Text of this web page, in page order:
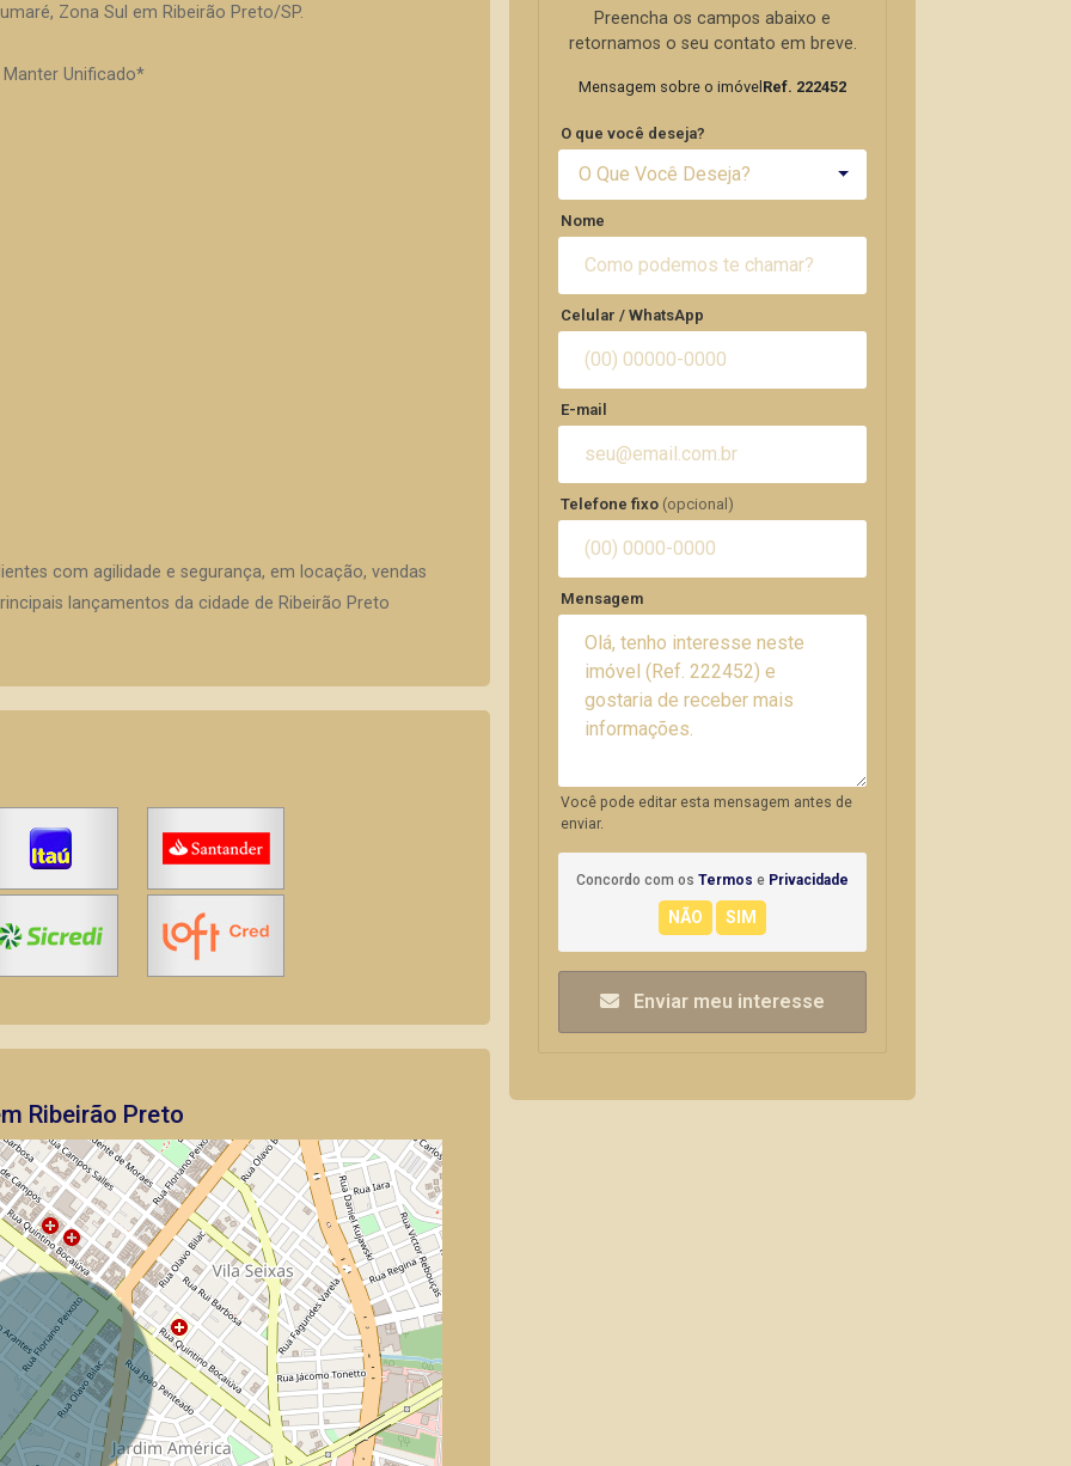
Zona Sul em Ribeirão Preto/SP.
Unificado*
com agilidade e segurança, em locação, vendas
lançamentos da cidade de Ribeirão Preto
Ribeirão Preto
Preencha os campos abaixo e
retornamos o seu contato em breve.
Mensagem sobre o imóvel Ref. 222452
O que você deseja?
O Que Você Deseja?
Nome
Celular / WhatsApp
E-mail
Telefone fixo (opcional)
Mensagem
Você pode editar esta mensagem antes de
enviar.
Concordo com os Termos e Privacidade
Enviar meu interesse